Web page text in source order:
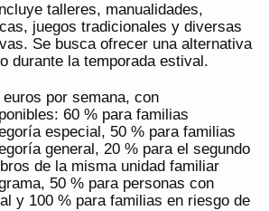
talleres, manualidades,
juegos tradicionales y diversas
Se busca ofrecer una alternativa
durante la temporada estival.
por semana, con
60 % para familias
especial, 50 % para familias
general, 20 % para el segundo
de la misma unidad familiar
50 % para personas con
y 100 % para familias en riesgo de